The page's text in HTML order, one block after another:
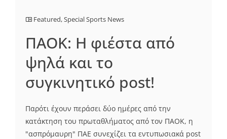
Featured,Special Sports News
ΠΑΟΚ: Η φιέστα από
ψηλά και το
συγκινητικό post!
Παρότι έχουν περάσει δύο ημέρες από την
κατάκτηση του πρωταθλήματος από τον ΠΑΟΚ, η
"ασπρόμαυρη" ΠΑΕ συνεχίζει τα εντυπωσιακά post